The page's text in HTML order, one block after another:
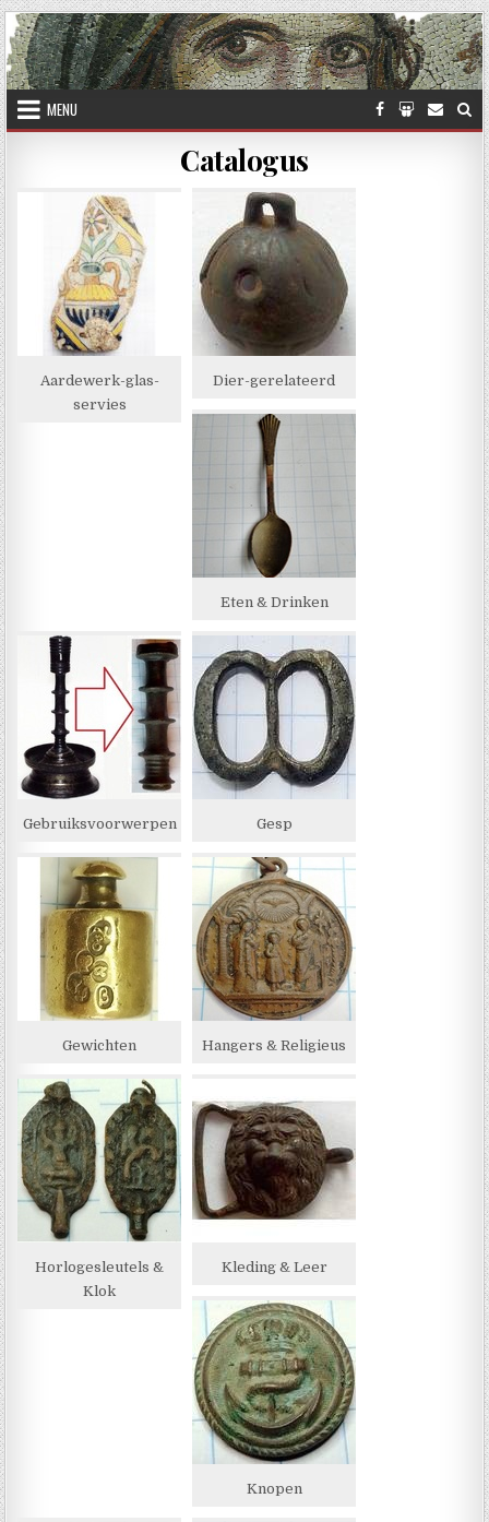
Skip to content
MENU
Catalogus
Aardewerk-glas-
servies
Dier-gerelateerd
Eten & Drinken
Gebruiksvoorwerpen Gesp
Gewichten Hangers & Religieus
Horlogesleutels &
Klok
Kleding & Leer
Knopen